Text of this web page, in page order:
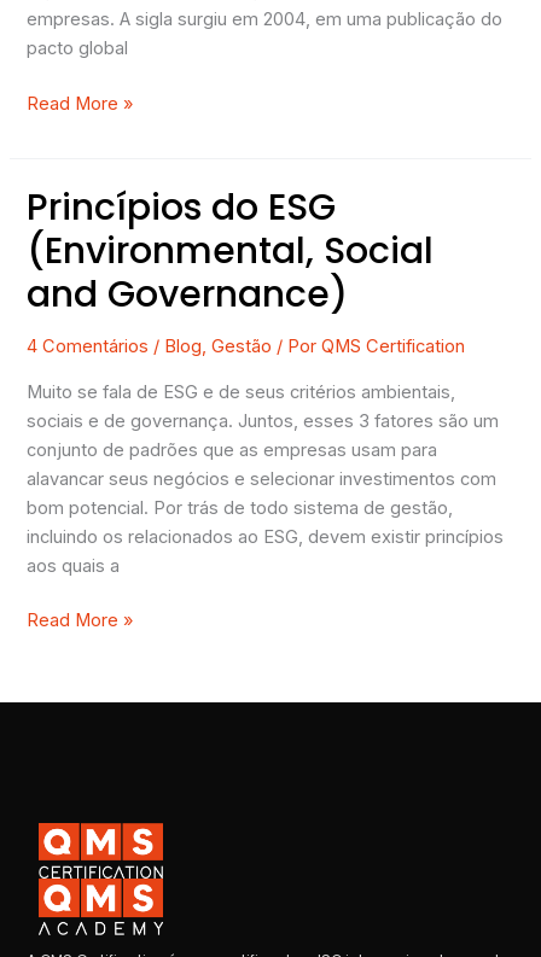
empresas. A sigla surgiu em 2004, em uma publicação do
pacto global
Read More »
Princípios do ESG
(Environmental, Social
and Governance)
4 Comentários / Blog,Gestão / PorQMS Certification
Muito se fala de ESG e de seus critérios ambientais,
sociais e de governança. Juntos, esses 3 fatores são um
conjunto de padrões que as empresas usam para
alavancar seus negócios e selecionar investimentos com
bom potencial. Por trás de todo sistema de gestão,
incluindo os relacionados ao ESG, devem existir princípios
aos quais a
Princípios
do
ESG
(Environmental,
and
Read More »